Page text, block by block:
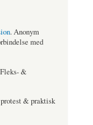
. Anonym
med
&
& praktisk